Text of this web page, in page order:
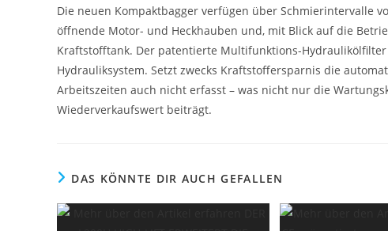
Die neuen Kompaktbagger verfügen über Schmierintervalle
öffnende Motor- und Heckhauben und, mit Blick auf die
Kraftstofftank. Der patentierte Multifunktions-
Hydrauliksystem. Setzt zwecks Kraftstoffersparnis die
Arbeitszeiten auch nicht erfasst – was nicht nur die
Wiederverkaufswert beiträgt.
DAS KÖNNTE DIR AUCH GEFALLEN